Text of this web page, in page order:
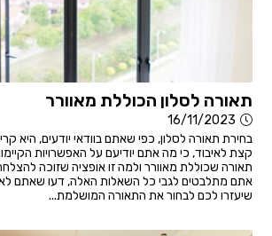
תאורה לסלון הכוללת מאוורר
16/11/2023
בחירת תאורה לסלון, כפי שאתם בוודאי יודעים, היא
קצת לאיבוד, כי מה אתם יודיעם על האפשרויות
תאורה שכוללת מאוורר ולמה זו אופציה שזוכה
אתם מתלבטים לגבי כל השאלות האלה, דעו שאתם
שיעזרו לכם לבחור את התאורה המושלמת...